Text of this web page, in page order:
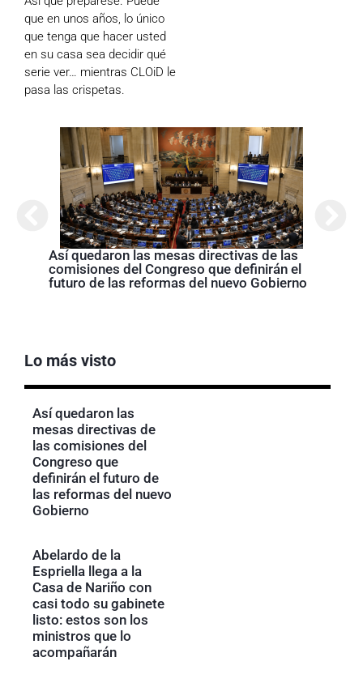
que en unos años, lo único
que tenga que hacer usted
en su casa sea decidir qué
serie ver… mientras CLOiD le
pasa las crispetas.
Así quedaron las mesas directivas de las
comisiones del Congreso que definirán el
futuro de las reformas del nuevo Gobierno
Lo más visto
Así quedaron las
mesas directivas de
las comisiones del
Congreso que
definirán el futuro de
las reformas del nuevo
Gobierno
Abelardo de la
Espriella llega a la
Casa de Nariño con
casi todo su gabinete
listo: estos son los
ministros que lo
acompañarán